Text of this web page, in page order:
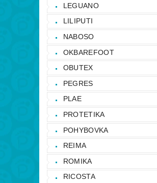
LEGUANO
LILIPUTI
NABOSO
OKBAREFOOT
OBUTEX
PEGRES
PLAE
PROTETIKA
POHYBOVKA
REIMA
ROMIKA
RICOSTA